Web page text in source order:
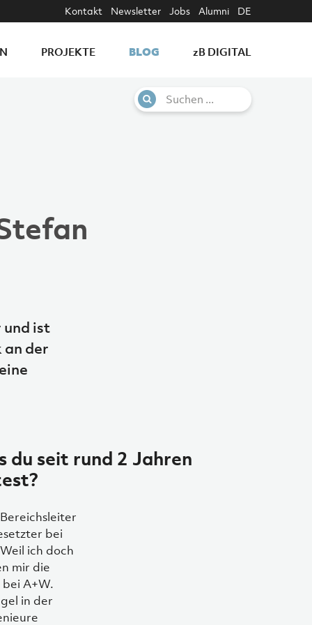
PROJEKTE BLOG zB DIGITAL
Kontakt Newsletter Jobs Alumni DE
ist
an der
du seit rund 2 Jahren
bei
ich doch
mir die
A+W.
in der